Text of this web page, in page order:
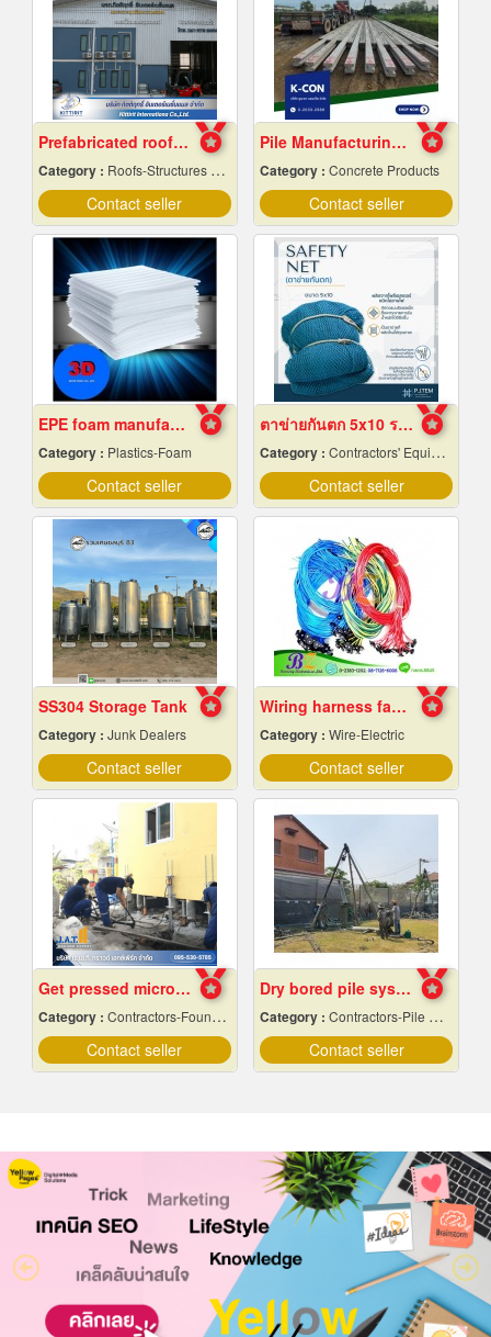
Prefabricated roof structure manufacturing plant
Category : Roofs-Structures & Trusses
Contact seller
Pile Manufacturing Factory, Samut Prakan
Category : Concrete Products
Contact seller
EPE foam manufacturer
Category : Plastics-Foam
Contact seller
ตาข่ายกันตก 5x10 ราคาถูก
Category : Contractors' Equipment & Supplies-Renting
Contact seller
SS304 Storage Tank
Category : Junk Dealers
Contact seller
Wiring harness factory
Category : Wire-Electric
Contact seller
Get pressed micropiles to fix the collapsed house.
Category : Contractors-Foundation Reparing
Contact seller
Dry bored pile system
Category : Contractors-Pile Driving
Contact seller